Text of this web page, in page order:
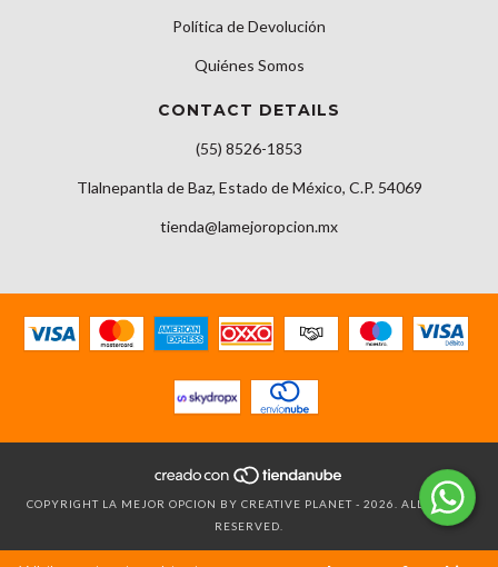
Política de Devolución
Quiénes Somos
CONTACT DETAILS
(55) 8526-1853
Tlalnepantla de Baz, Estado de México, C.P. 54069
tienda@lamejoropcion.mx
COPYRIGHT LA MEJOR OPCION BY CREATIVE PLANET - 2026. ALL RIGHTS
RESERVED.